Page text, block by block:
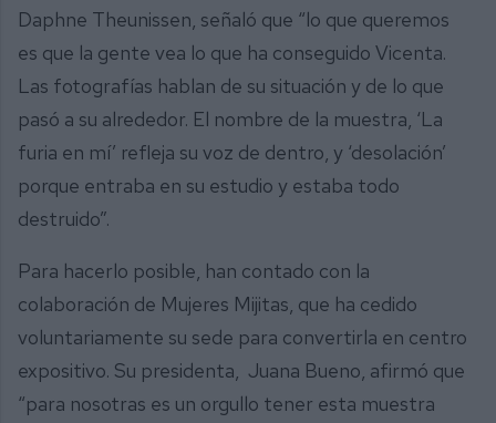
Daphne Theunissen, señaló que “lo que queremos
es que la gente vea lo que ha conseguido Vicenta.
Las fotografías hablan de su situación y de lo que
pasó a su alrededor. El nombre de la muestra, ‘La
furia en mí’ refleja su voz de dentro, y ‘desolación’
porque entraba en su estudio y estaba todo
destruido”.
Para hacerlo posible, han contado con la
colaboración de Mujeres Mijitas, que ha cedido
voluntariamente su sede para convertirla en centro
expositivo. Su presidenta, Juana Bueno, afirmó que
“para nosotras es un orgullo tener esta muestra